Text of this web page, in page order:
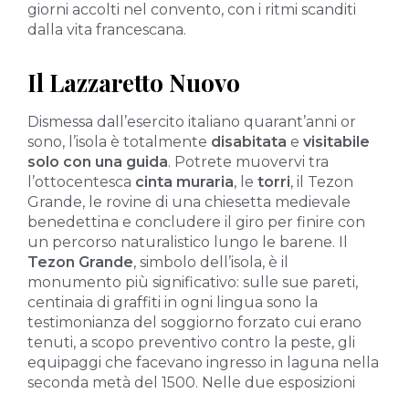
giorni accolti nel convento, con i ritmi scanditi
dalla vita francescana.
Il Lazzaretto Nuovo
Dismessa dall’esercito italiano quarant’anni or
sono, l’isola è totalmente disabitata e visitabile
solo con una guida. Potrete muovervi tra
l’ottocentesca cinta muraria, le torri, il Tezon
Grande, le rovine di una chiesetta medievale
benedettina e concludere il giro per finire con
un percorso naturalistico lungo le barene. Il
Tezon Grande, simbolo dell’isola, è il
monumento più significativo: sulle sue pareti,
centinaia di graffiti in ogni lingua sono la
testimonianza del soggiorno forzato cui erano
tenuti, a scopo preventivo contro la peste, gli
equipaggi che facevano ingresso in laguna nella
seconda metà del 1500. Nelle due esposizioni